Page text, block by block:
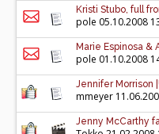
Kristi Stubo, full
pole 05.10.2008
Marie Espinosa &
pole 01.10.2008
Jennifer Morrison
mmeyer
Jenny McCarthy